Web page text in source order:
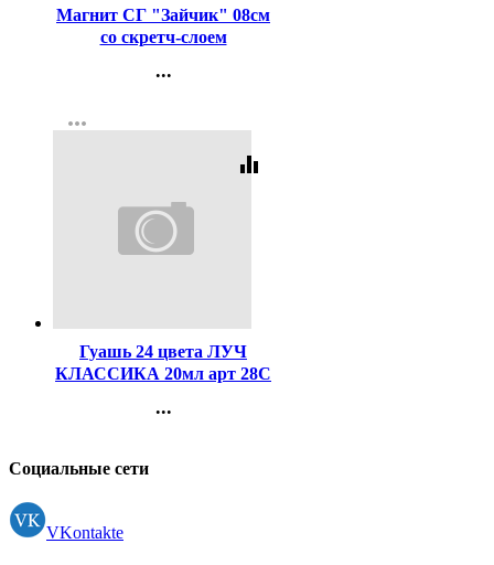
Магнит СГ "Зайчик" 08см
со скретч-слоем
...
Регистрация
more_horiz
equalizer
Гуашь 24 цвета ЛУЧ
КЛАССИКА 20мл арт 28С
...
Регистрация
Социальные сети
VKontakte